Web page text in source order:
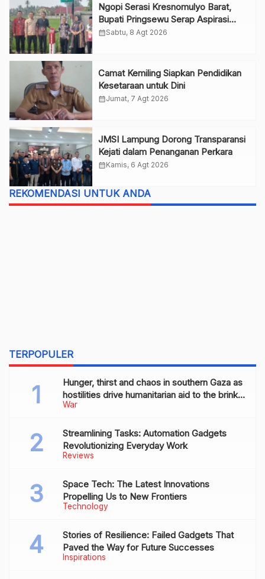
Ngopi Serasi Kresnomulyo Barat,
Bupati Pringsewu Serap Aspirasi
Warga
calendar_monthSabtu, 8 Agt 2026
Camat Kemiling Siapkan Pendidikan
Kesetaraan untuk Dini
calendar_monthJumat, 7 Agt 2026
JMSI Lampung Dorong Transparansi
Kejati dalam Penanganan Perkara
calendar_monthKamis, 6 Agt 2026
REKOMENDASI UNTUK ANDA
TERPOPULER
War
Hunger, thirst and chaos in southern Gaza as
hostilities drive humanitarian aid to the brink
of collapse
Reviews
Streamlining Tasks: Automation Gadgets
Revolutionizing Everyday Work
Technology
Space Tech: The Latest Innovations
Propelling Us to New Frontiers
Inspirations
Stories of Resilience: Failed Gadgets That
Paved the Way for Future Successes